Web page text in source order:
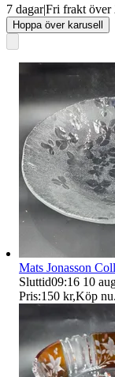
7 dagar|Fri frakt över
Hoppa över karusell
Mats Jonasson
Sluttid09:16 10
Pris:150 kr,Köp nu.